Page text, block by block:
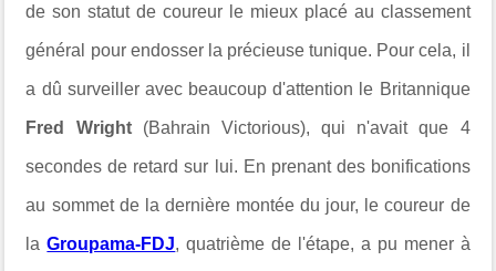
de son statut de coureur le mieux placé au classement
général pour endosser la précieuse tunique. Pour cela, il
a dû surveiller avec beaucoup d'attention le Britannique
Fred Wright(Bahrain Victorious), qui n'avait que 4
secondes de retard sur lui. En prenant des bonifications
au sommet de la dernière montée du jour, le coureur de
laGroupama-FDJ, quatrième de l'étape, a pu mener à